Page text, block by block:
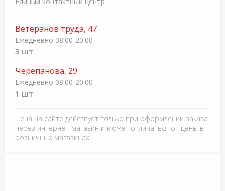
Ветеранов труда, 47
Ежедневно 08:00-20:00
3 шт
Черепанова, 29
Ежедневно 08:00-20:00
1 шт
Цена на сайте действует только при оформлении заказа
через интернет-магазин и может отличаться от цены в
розничных магазинах